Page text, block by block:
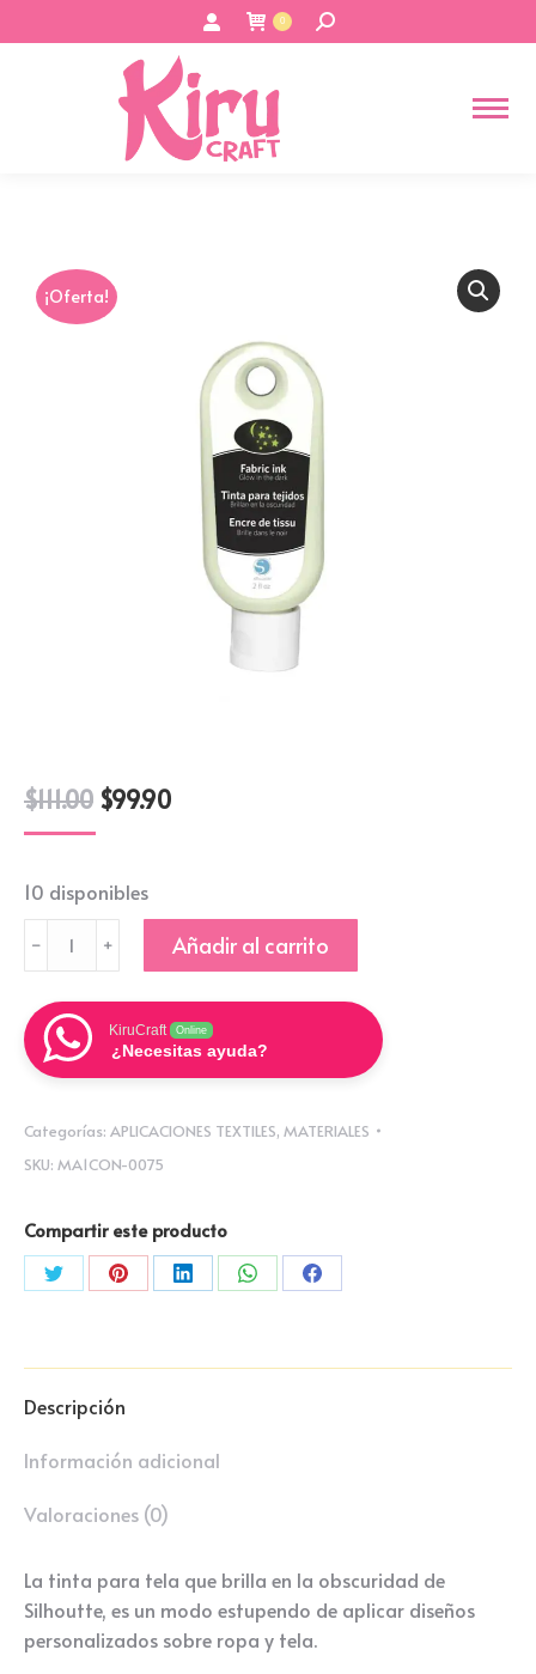
0 Buscar:
¡Oferta!
$111.00 $99.90
10 disponibles
TEXTIL
BRILLA
EN
LA
cantidad
Añadir al carrito
KiruCraft Online
¿Necesitas ayuda?
Categorías: APLICACIONES TEXTILES, MATERIALES
SKU: MA1CON-0075
Compartir este producto
CompartirCompartirCompartirCompartirCompartir
Descripción
Información adicional
Valoraciones (0)
La tinta para tela que brilla en la obscuridad de
Silhoutte, es un modo estupendo de aplicar diseños
personalizados sobre ropa y tela.